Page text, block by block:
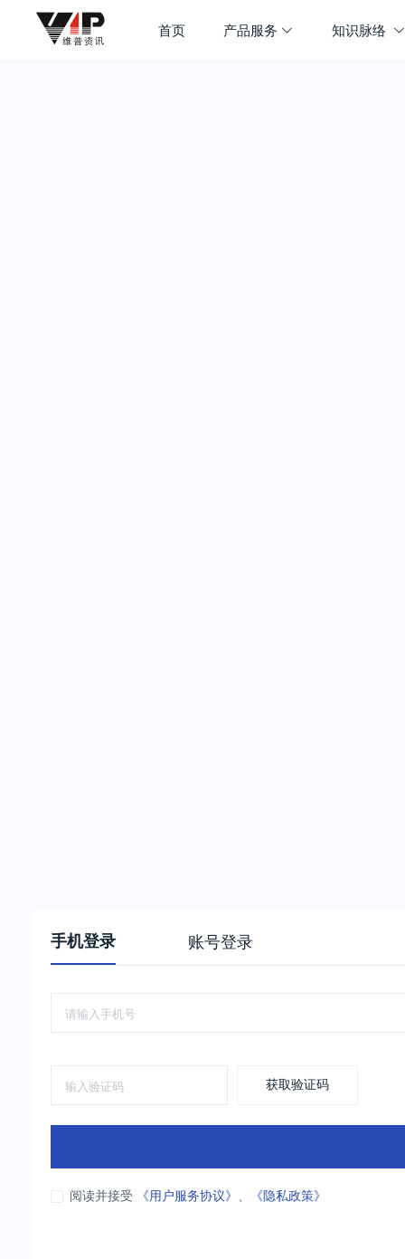
首页 产品服务 知识脉络
手机登录 账号登录
获取验证码
阅读并接受 《用户服务协议》 、 《隐私政策》